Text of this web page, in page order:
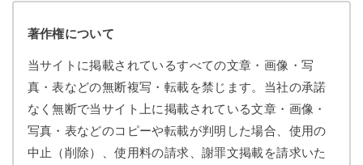
著作権について
当サイトに掲載されているすべての文章・画像・写
真・表などの無断複写・転載を禁じます。当社の承諾
なく無断で当サイト上に掲載されている文章・画像・
写真・表などのコピーや転載が判明した場合、使用の
中止（削除）、使用料の請求、謝罪文掲載を請求いた